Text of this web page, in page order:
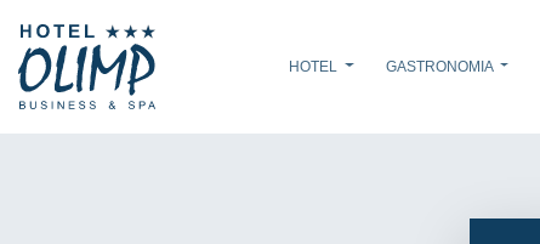
HOTEL GASTRONOMIA